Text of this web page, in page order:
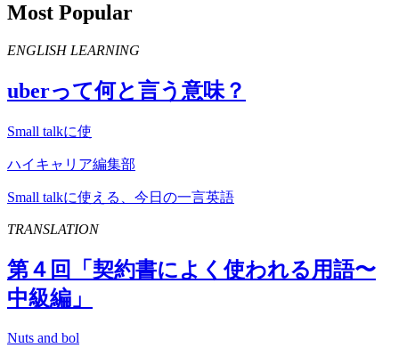
Most Popular
ENGLISH LEARNING
uberって何と言う意味？
Small talkに使
ハイキャリア編集部
Small talkに使える、今日の一言英語
TRANSLATION
第４回「契約書によく使われる用語〜
中級編」
Nuts and bol